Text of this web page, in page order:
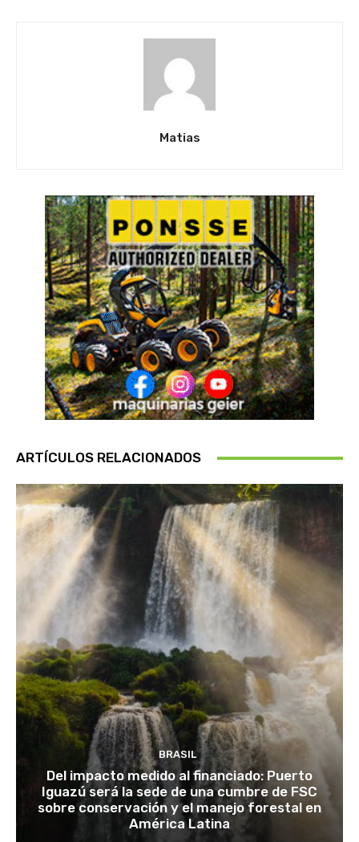
Matias
ARTÍCULOS RELACIONADOS
BRASIL
Del impacto medido al financiado: Puerto
Iguazú será la sede de una cumbre de FSC
sobre conservación y el manejo forestal en
América Latina